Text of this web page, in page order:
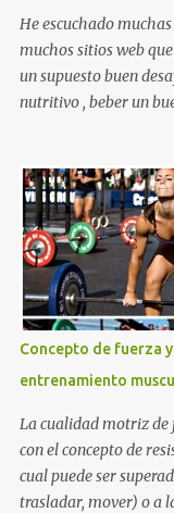
quieres además
adelgazar, tonificar tu
cuerpo sin celulitis, te
esta rutina de
QUIERES GLÚTEOS
PIERNAS MÁS
FITNESS
CONTENIDO La
He escuchado
muchos sitios web
un supuesto buen
nutritivo , beber un
muchas veces
sitios web y aun
las ensaladas de
zumo de naranja
para nuestro sistema
además de ser una
azúcares también
gastrointestinales.
alimentos y bebidas
tu desayuno Otras
mezclan las dos
que beber una taza
cereales (sin importar
Concepto de fuerza
entrenamiento
La cualidad motriz de
con el concepto de
cual puede ser
trasladar, mover) o a